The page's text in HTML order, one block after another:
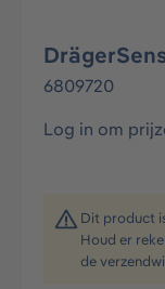
6809720
Log in om
Dit product
Houd er
de